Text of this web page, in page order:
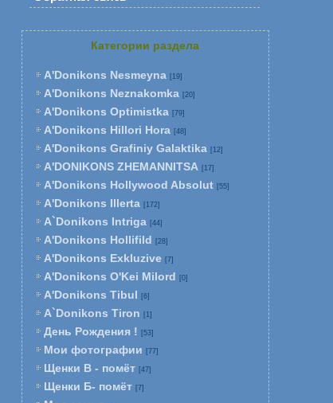
Категории раздела
A'Donikons Nesmeyna [19]
A'Donikons Neznakomka [20]
A'Donikons Optimistka [79]
A'Donikons Hillori Hora [48]
A'Donikons Grafiniy Galaktika [12]
A'DONIKONS ZHEMANNITSA [17]
A'Donikons Hollywood Absolut [55]
A'Donikons Illerta [172]
A`Donikons Intriga [44]
A'Donikons Hollifild [28]
A'Donikons Exkluzive [7]
A'Donikons O'Kei Milord [0]
A'Donikons Tibul [6]
A`Donikons Tiron [1]
День Рождения ! [53]
Мои фотографии [77]
Щенки В - помёт [47]
Щенки Б- помёт [7]